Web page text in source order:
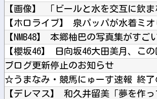
ブログ更新停止のお知らせ
☆うまなみ・競馬にゅーす速報 終了